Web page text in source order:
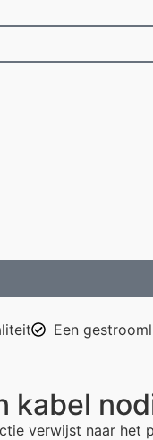
Een
kabel
verwijst naar het